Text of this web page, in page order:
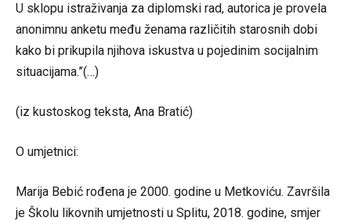
U sklopu istraživanja za diplomski rad, autorica je provela
anonimnu anketu među ženama različitih starosnih dobi
kako bi prikupila njihova iskustva u pojedinim socijalnim
situacijama.”(…)
(iz kustoskog teksta, Ana Bratić)
O umjetnici:
Marija Bebić rođena je 2000. godine u Metkoviću. Završila
je Školu likovnih umjetnosti u Splitu, 2018. godine, smjer